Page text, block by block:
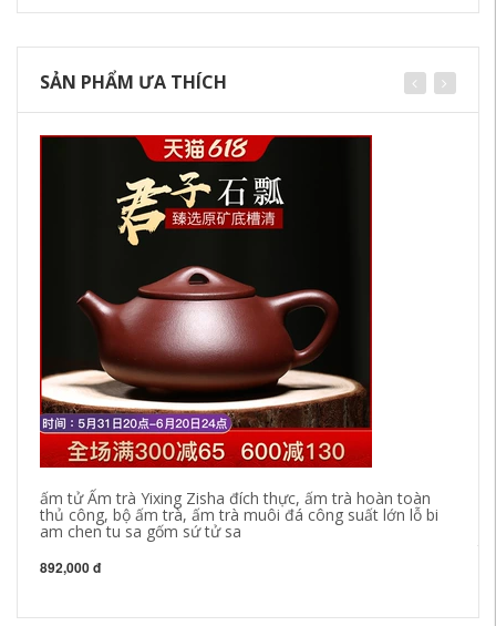
SẢN PHẨM ƯA THÍCH
ấm tử Ấm trà Yixing Zisha đích thực, ấm trà hoàn toàn
thủ công, bộ ấm trà, ấm trà muôi đá công suất lớn lỗ bi
am chen tu sa gốm sứ tử sa
892,000 đ